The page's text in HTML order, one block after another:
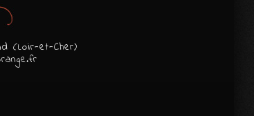
(Loir-et-Cher)